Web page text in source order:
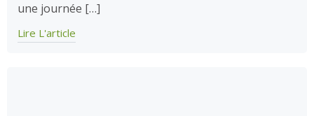
une journée […]
Lire L'article